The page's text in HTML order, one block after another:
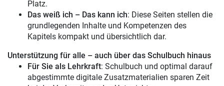
Platz.
Das weiß ich – Das kann ich: Diese Seiten stellen die
grundlegenden Inhalte und Kompetenzen des
Kapitels kompakt und übersichtlich dar.
Unterstützung für alle – auch über das Schulbuch hinaus
Für Sie als Lehrkraft: Schulbuch und optimal darauf
abgestimmte digitale Zusatzmaterialien sparen Zeit